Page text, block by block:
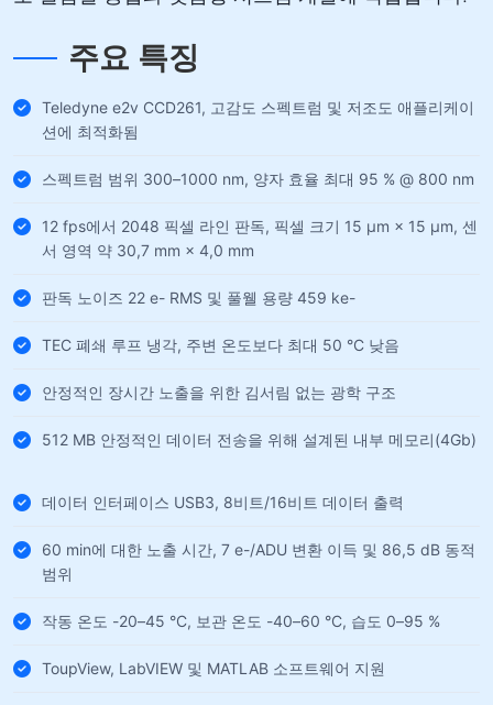
주요 특징
Teledyne e2v CCD261, 고감도 스펙트럼 및 저조도 애플리케이
션에 최적화됨
스펙트럼 범위 300–1000 nm, 양자 효율 최대 95 % @ 800 nm
12 fps에서 2048 픽셀 라인 판독, 픽셀 크기 15 µm × 15 µm, 센
서 영역 약 30,7 mm × 4,0 mm
판독 노이즈 22 e- RMS 및 풀웰 용량 459 ke-
TEC 폐쇄 루프 냉각, 주변 온도보다 최대 50 °C 낮음
안정적인 장시간 노출을 위한 김서림 없는 광학 구조
512 MB 안정적인 데이터 전송을 위해 설계된 내부 메모리(4Gb)
데이터 인터페이스 USB3, 8비트/16비트 데이터 출력
60 min에 대한 노출 시간, 7 e-/ADU 변환 이득 및 86,5 dB 동적
범위
작동 온도 -20–45 °C, 보관 온도 -40–60 °C, 습도 0–95 %
ToupView, LabVIEW 및 MATLAB 소프트웨어 지원